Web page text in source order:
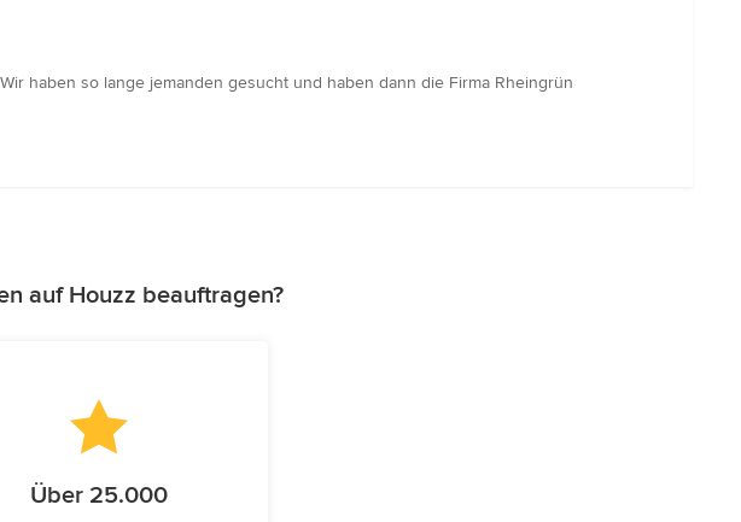
haben so lange jemanden gesucht und haben dann die Firma Rheingrün
auf Houzz beauftragen?
Über 25.000